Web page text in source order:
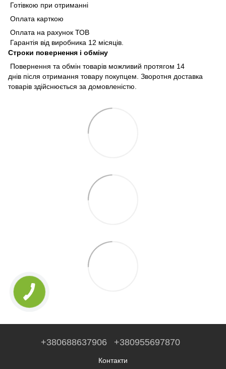
Готівкою при отриманні
Оплата карткою
Оплата на рахунок ТОВ
Гарантія від виробника 12 місяців.
Строки повернення і обміну
Повернення та обмін товарів можливий протягом 14
днів після отримання товару покупцем. Зворотня доставка
товарів здійснюється за домовленістю.
+380688637906 +380955697870
Контакти